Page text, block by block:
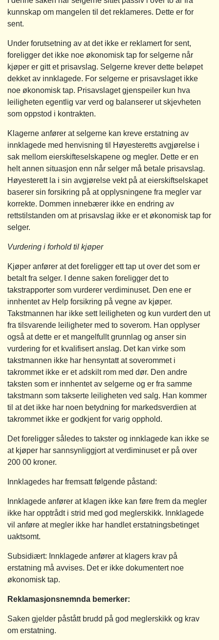
kunnskap om mangelen til det reklameres. Dette er for
sent.
Under forutsetning av at det ikke er reklamert for sent,
foreligger det ikke noe økonomisk tap for selgerne når
kjøper er gitt et prisavslag. Selgerne krever dette beløpet
dekket av innklagede. For selgerne er prisavslaget ikke
noe økonomisk tap. Prisavslaget gjenspeiler kun hva
leiligheten egentlig var verd og balanserer ut skjevheten
som oppstod i kontrakten.
Klagerne anfører at selgerne kan kreve erstatning av
innklagede med henvisning til Høyesteretts avgjørelse i
sak mellom eierskifteselskapene og megler. Dette er en
helt annen situasjon enn når selger må betale prisavslag.
Høyesterett la i sin avgjørelse vekt på at eierskiftselskapet
baserer sin forsikring på at opplysningene fra megler var
korrekte. Dommen innebærer ikke en endring av
rettstilstanden om at prisavslag ikke er et økonomisk tap for
selger.
Vurdering i forhold til kjøper
Kjøper anfører at det foreligger ett tap ut over det som er
betalt fra selger. I denne saken foreligger det to
takstrapporter som vurderer verdiminuset. Den ene er
innhentet av Help forsikring på vegne av kjøper.
Takstmannen har ikke sett leiligheten og kun vurdert den ut
fra tilsvarende leiligheter med to soverom. Han opplyser
også at dette er et mangelfullt grunnlag og anser sin
vurdering for et kvalifisert anslag. Det kan virke som
takstmannen ikke har hensyntatt at soverommet i
takrommet ikke er et adskilt rom med dør. Den andre
taksten som er innhentet av selgerne og er fra samme
takstmann som takserte leiligheten ved salg. Han kommer
til at det ikke har noen betydning for markedsverdien at
takrommet ikke er godkjent for varig opphold.
Det foreligger således to takster og innklagede kan ikke se
at kjøper har sannsynliggjort at verdiminuset er på over
200 00 kroner.
Innklagedes har fremsatt følgende påstand:
Innklagede anfører at klagen ikke kan føre frem da megler
ikke har opptrådt i strid med god meglerskikk. Innklagede
vil anføre at megler ikke har handlet erstatningsbetinget
uaktsomt.
Subsidiært: Innklagede anfører at klagers krav på
erstatning må avvises. Det er ikke dokumentert noe
økonomisk tap.
Reklamasjonsnemnda bemerker:
Saken gjelder påstått brudd på god meglerskikk og krav
om erstatning.